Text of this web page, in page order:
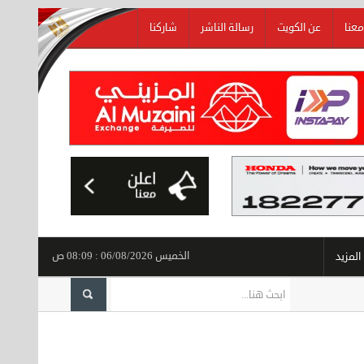
عن الكويت رسالة الناشر شاركنا
المزيد الخميس 06/08/2026 : 08:09 ص